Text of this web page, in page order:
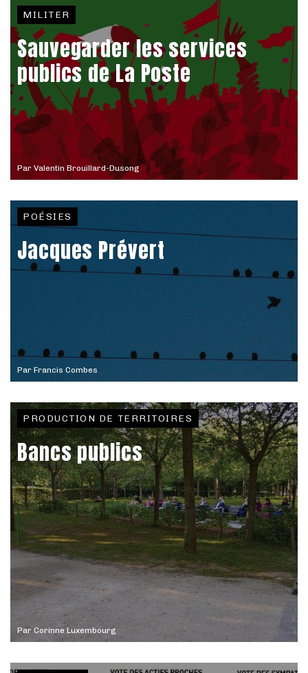
Par Valentin Brouillard-Dusong
MILITER
Sauvegarder les services
publics de La Poste
Par Francis Combes
POÉSIES
Jacques Prévert
Par Corinne Luxembourg
PRODUCTION DE TERRITOIRES
Bancs publics